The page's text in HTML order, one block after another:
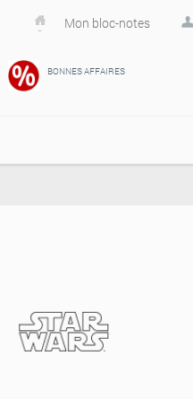
Mon bloc-notes
BONNES AFFAIRES